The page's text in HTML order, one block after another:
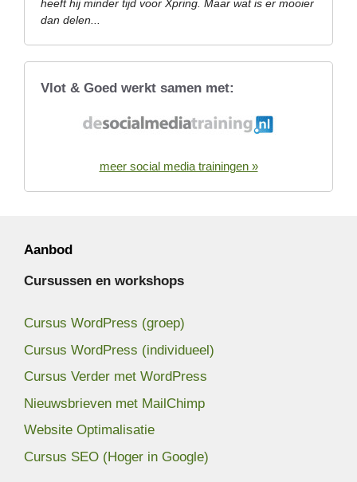
heeft hij minder tijd voor Xpring. Maar wat is er mooier
dan delen...
Vlot & Goed werkt samen met:
meer social media trainingen »
Aanbod
Cursussen en workshops
Cursus WordPress (groep)
Cursus WordPress (individueel)
Cursus Verder met WordPress
Nieuwsbrieven met MailChimp
Website Optimalisatie
Cursus SEO (Hoger in Google)